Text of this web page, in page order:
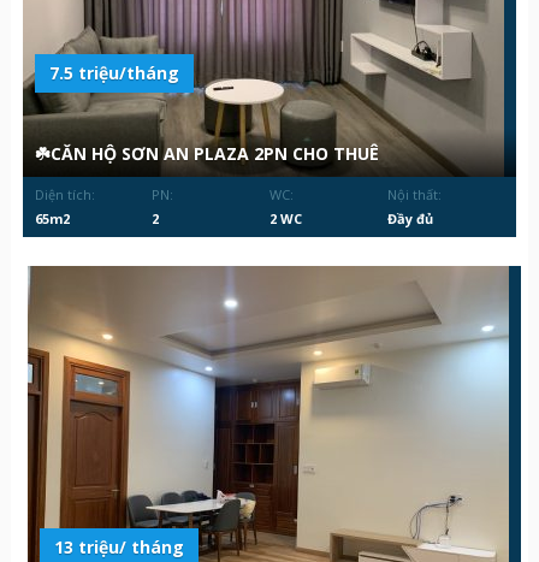
7.5 triệu/tháng
☘️CĂN HỘ SƠN AN PLAZA 2PN CHO THUÊ
Diện tích:
65m2
PN:
2
WC:
2 WC
Nội thất:
Đầy đủ
13 triệu/ tháng